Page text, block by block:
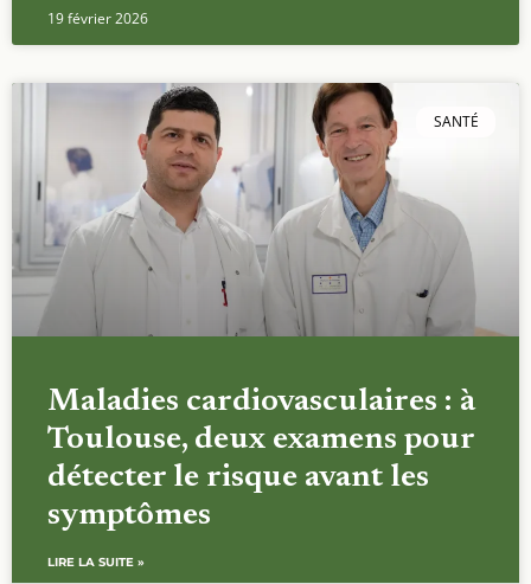
19 février 2026
SANTÉ
Maladies cardiovasculaires : à
Toulouse, deux examens pour
détecter le risque avant les
symptômes
LIRE LA SUITE »